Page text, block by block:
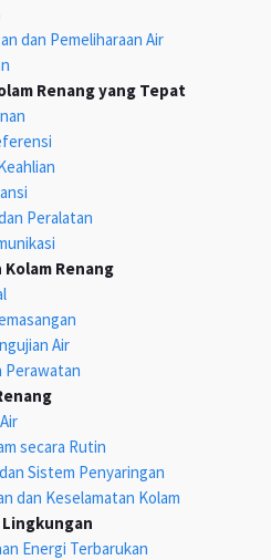
dan Pemeliharaan Air
Renang yang Tepat
Peralatan
Renang
Air
Perawatan
secara Rutin
Sistem Penyaringan
dan Keselamatan Kolam
Lingkungan
Energi Terbarukan